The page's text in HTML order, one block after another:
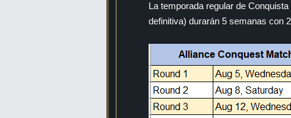
La temporada regular de
definitiva) durarán 5 semanas con